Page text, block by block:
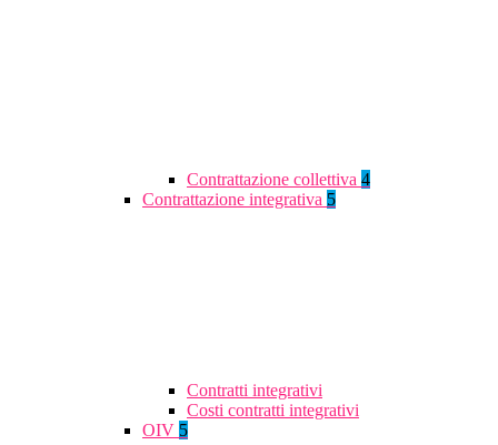
Contrattazione collettiva 4
Contrattazione integrativa 5
Contratti integrativi
Costi contratti integrativi
OIV 5